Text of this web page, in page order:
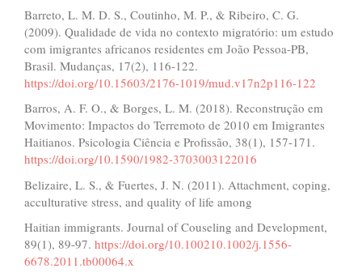
Barreto, L. M. D. S., Coutinho, M. P., & Ribeiro, C. G.
(2009). Qualidade de vida no contexto migratório: um estudo
com imigrantes africanos residentes em João Pessoa-PB,
Brasil. Mudanças, 17(2), 116-122.
https://doi.org/10.15603/2176-1019/mud.v17n2p116-122
Barros, A. F. O., & Borges, L. M. (2018). Reconstrução em
Movimento: Impactos do Terremoto de 2010 em Imigrantes
Haitianos. Psicologia Ciência e Profissão, 38(1), 157-171.
https://doi.org/10.1590/1982-3703003122016
Belizaire, L. S., & Fuertes, J. N. (2011). Attachment, coping,
acculturative stress, and quality of life among
Haitian immigrants. Journal of Couseling and Development,
89(1), 89-97. https://doi.org/10.100210.1002/j.1556-
6678.2011.tb00064.x